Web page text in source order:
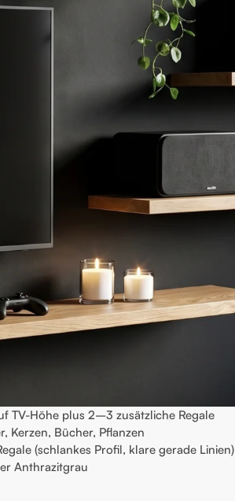
TV-Höhe plus 2–3 zusätzliche Regale
Kerzen, Bücher, Pflanzen
(schlankes Profil, klare gerade Linien)
Anthrazitgrau